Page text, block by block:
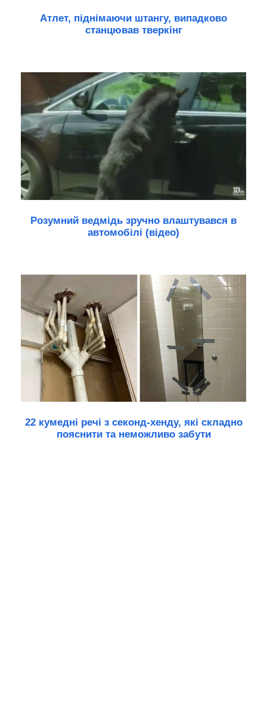
Атлет, піднімаючи штангу, випадково
станцював тверкінг
Розумний ведмідь зручно влаштувався в
автомобілі (відео)
22 кумедні речі з секонд-хенду, які складно
пояснити та неможливо забути